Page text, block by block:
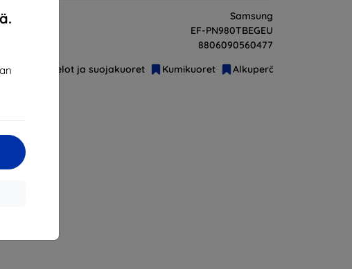
Samsung
EF-PN980TBEGEU
8806090560477
Kotelot ja suojakuoret Kumikuoret Alkuperäiset